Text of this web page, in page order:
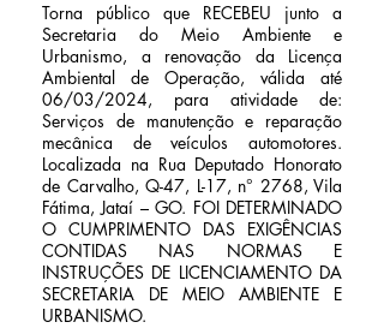
Torna público que RECEBEU junto a
Secretaria do Meio Ambiente e
Urbanismo, a renovação da Licença
Ambiental de Operação, válida até
06/03/2024, para atividade de:
Serviços de manutenção e reparação
mecânica de veículos automotores.
Localizada na Rua Deputado Honorato
de Carvalho, Q-47, L-17, n° 2768, Vila
Fátima, Jataí – GO. FOI DETERMINADO
O CUMPRIMENTO DAS EXIGÊNCIAS
CONTIDAS NAS NORMAS E
INSTRUÇÕES DE LICENCIAMENTO DA
SECRETARIA DE MEIO AMBIENTE E
URBANISMO.